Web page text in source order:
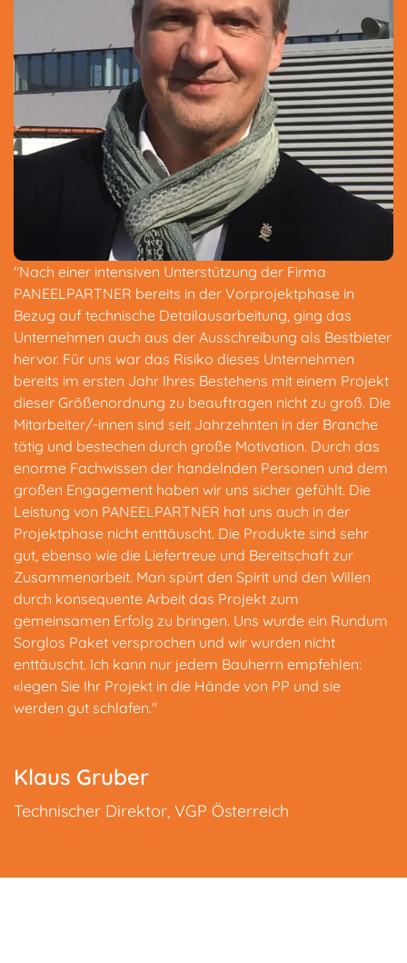
"Nach einer intensiven Unterstützung der Firma
PANEELPARTNER bereits in der Vorprojektphase in
Bezug auf technische Detailausarbeitung, ging das
Unternehmen auch aus der Ausschreibung als Bestbieter
hervor. Für uns war das Risiko dieses Unternehmen
bereits im ersten Jahr Ihres Bestehens mit einem Projekt
dieser Größenordnung zu beauftragen nicht zu groß. Die
Mitarbeiter/-innen sind seit Jahrzehnten in der Branche
tätig und bestechen durch große Motivation. Durch das
enorme Fachwissen der handelnden Personen und dem
großen Engagement haben wir uns sicher gefühlt. Die
Leistung von PANEELPARTNER hat uns auch in der
Projektphase nicht enttäuscht. Die Produkte sind sehr
gut, ebenso wie die Liefertreue und Bereitschaft zur
Zusammenarbeit. Man spürt den Spirit und den Willen
durch konsequente Arbeit das Projekt zum
gemeinsamen Erfolg zu bringen. Uns wurde ein Rundum
Sorglos Paket versprochen und wir wurden nicht
enttäuscht. Ich kann nur jedem Bauherrn empfehlen:
«legen Sie Ihr Projekt in die Hände von PP und sie
werden gut schlafen."
Klaus Gruber
Technischer Direktor, VGP Österreich